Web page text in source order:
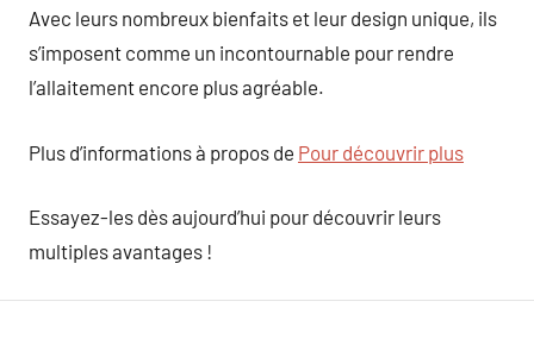
Avec leurs nombreux bienfaits et leur design unique, ils
s’imposent comme un incontournable pour rendre
l’allaitement encore plus agréable.
Plus d’informations à propos de Pour découvrir plus
Essayez-les dès aujourd’hui pour découvrir leurs
multiples avantages !